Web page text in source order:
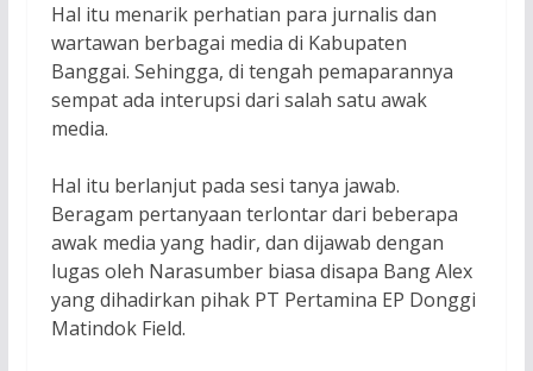
Hal itu menarik perhatian para jurnalis dan
wartawan berbagai media di Kabupaten
Banggai. Sehingga, di tengah pemaparannya
sempat ada interupsi dari salah satu awak
media.
Hal itu berlanjut pada sesi tanya jawab.
Beragam pertanyaan terlontar dari beberapa
awak media yang hadir, dan dijawab dengan
lugas oleh Narasumber biasa disapa Bang Alex
yang dihadirkan pihak PT Pertamina EP Donggi
Matindok Field.